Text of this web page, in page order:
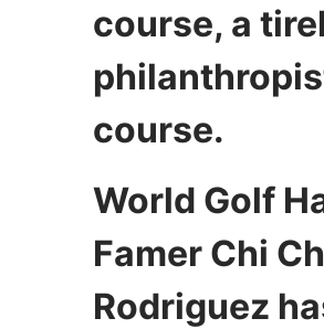
course, a
course.
World Golf
Famer Chi
Rodriguez